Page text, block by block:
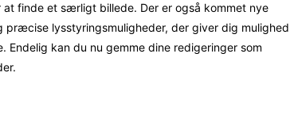
finde et særligt billede. Der er også kommet nye
lysstyringsmuligheder, der giver dig mulighed
Endelig kan du nu gemme dine redigeringer som